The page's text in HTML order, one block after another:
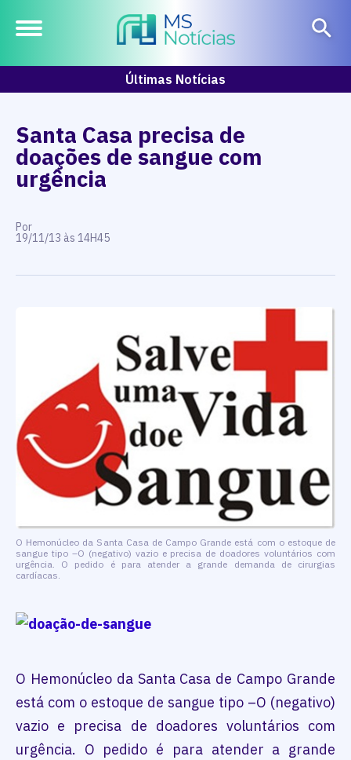
Últimas Notícias
Santa Casa precisa de
doações de sangue com
urgência
Por
19/11/13 às 14H45
O Hemonúcleo da Santa Casa de Campo Grande está com o estoque de
sangue tipo –O (negativo) vazio e precisa de doadores voluntários com
urgência. O pedido é para atender a grande demanda de cirurgias
cardíacas.
O Hemonúcleo da Santa Casa de Campo Grande
está com o estoque de sangue tipo –O (negativo)
vazio e precisa de doadores voluntários com
urgência. O pedido é para atender a grande